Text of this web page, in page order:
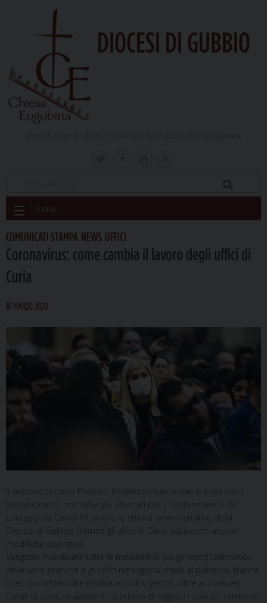
DIOCESI DI GUBBIO
Skip
to
content
Home
COMUNICATI STAMPA NEWS UFFICI
Coronavirus: come cambia il lavoro degli uffici di
Curia
10 MARZO 2020
Il vescovo Luciano Paolucci Bedini comunica che, in linea con i
provvedimenti normativi già adottati per il contenimento del
contagio da Covid-19, anche le attività amministrative della
Diocesi di Gubbio tramite gli uffici di Curia subiscono alcune
modifiche operative.
Vengono incentivate tutte le modalità di svolgimento telematico
delle varie pratiche e gli uffici rimangono chiusi al pubblico, tranne
i casi di comprovate motivazioni di urgenza. Oltre ai consueti
canali di comunicazione si riportano di seguito i contatti telefonici